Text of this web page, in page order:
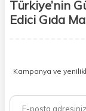
Türkiye’nin
Edici Gıda
kişisel bakım hem
buluşturuyoruz.
ihtiyacınız olan her
%100 orijinal
Kampanya ve